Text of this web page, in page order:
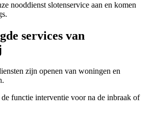
nooddienst slotenservice aan en komen
services van
zijn openen van woningen en
functie interventie voor na de inbraak of